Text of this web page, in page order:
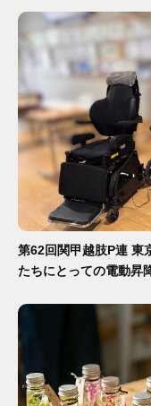
第62回関甲越肢P連 東
たちにとっての電動昇